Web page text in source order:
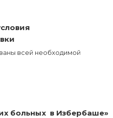
всей необходимой
больных в Избербаше»